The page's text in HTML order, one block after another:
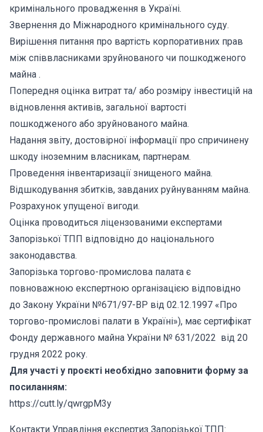
кримінального провадження в Україні.
Звернення до Міжнародного кримінального суду.
Вирішення питання про вартість корпоративних прав
між співвласниками зруйнованого чи пошкодженого
майна .
Попередня оцінка витрат та/ або розміру інвестицій на
відновлення активів, загальної вартості
пошкодженого або зруйнованого майна.
Надання звіту, достовірної інформації про спричинену
шкоду іноземним власникам, партнерам.
Проведення інвентаризації знищеного майна.
Відшкодування збитків, завданих руйнуванням майна.
Розрахунок упущеної вигоди.
Оцінка проводиться ліцензованими експертами
Запорізької ТПП відповідно до національного
законодавства.
Запорізька торгово-промислова палата є
повноважною експертною організацією відповідно
до Закону України №671/97-ВР від 02.12.1997 «Про
торгово-промислові палати в Україні»), має сертифікат
Фонду державного майна України № 631/2022 від 20
грудня 2022 року.
Для участі у проєкті необхідно заповнити форму за
посиланням:
https://cutt.ly/qwrgpM3y
Контакти Управління експертиз Запорізької ТПП: